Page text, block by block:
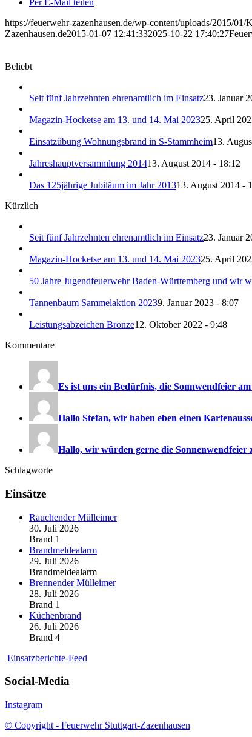
Per E-Mail teilen
https://feuerwehr-zazenhausen.de/wp-content/uploads/2015/01/
Zazenhausen.de2015-01-07 12:41:332025-10-22 17:40:27
Beliebt
Seit fünf Jahrzehnten ehrenamtlich im Einsatz23. Januar
Magazin-Hocketse am 13. und 14. Mai 202325. April
Einsatzübung Wohnungsbrand in S-Stammheim13.
Jahreshauptversammlung 201413. August 2014 - 18:12
Das 125jährige Jubiläum im Jahr 201313. August 2014 -
Kürzlich
Seit fünf Jahrzehnten ehrenamtlich im Einsatz23. Januar
Magazin-Hocketse am 13. und 14. Mai 202325. April
50 Jahre Jugendfeuerwehr Baden-Württemberg und wir
Tannenbaum Sammelaktion 20239. Januar 2023 - 8:07
Leistungsabzeichen Bronze12. Oktober 2022 - 9:48
Kommentare
Es ist uns ein Bedürfnis, die Sonnwendfeier am
Hallo Stefan, wir haben eben einen
Hallo, wir würden gerne die Sonnenwendfeier
Schlagworte
Einsätze
Rauchender Mülleimer
30. Juli 2026
Brand 1
Brandmeldealarm
29. Juli 2026
Brandmeldealarm
Brennender Mülleimer
28. Juli 2026
Brand 1
Küchenbrand
26. Juli 2026
Brand 4
Einsatzberichte-Feed
Social-Media
Instagram
© Copyright - Feuerwehr Stuttgart-Zazenhausen